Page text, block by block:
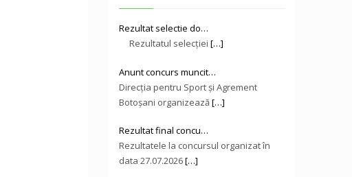
Rezultat selectie do…
Rezultatul selecției […]
Anunt concurs muncit…
Direcţia pentru Sport și Agrement
Botoşani organizează[…]
Rezultat final concu…
Rezultatele la concursul organizat în
data 27.07.2026[…]